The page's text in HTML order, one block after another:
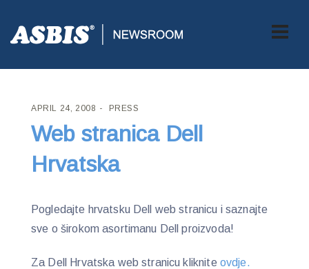
ASBIS CROATIA> PRESS > WEB STRANICA DELL HRVATSKA
APRIL 24, 2008 PRESS
Web stranica Dell
Hrvatska
Pogledajte hrvatsku Dell web stranicu i saznajte
sve o širokom asortimanu Dell proizvoda!
Za Dell Hrvatska web stranicu kliknite ovdje.